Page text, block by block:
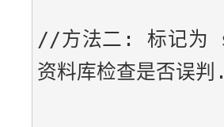
//方法二: 标记为
资料库检查是否误判.